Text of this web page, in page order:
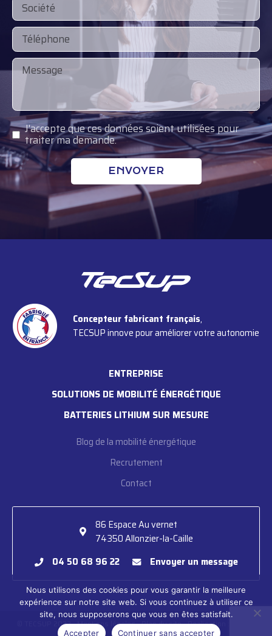
J'accepte que ces données soient utilisées pour
traiter ma demande.
Concepteur fabricant français,
TECSUP innove pour améliorer votre autonomie
ENTREPRISE
SOLUTIONS DE MOBILITÉ ÉNERGÉTIQUE
BATTERIES LITHIUM SUR MESURE
Blog de la mobilité énergétique
Recrutement
Contact
86 Espace Au vernet
74350 Allonzier-la-Caille
04 50 68 96 22
Envoyer un message
© TECSUP 2022-Mentions légales-Plan du site- Realisation :
Nous utilisons des cookies pour vous garantir la meilleure
expérience sur notre site web. Si vous continuez à utiliser ce
site, nous supposerons que vous en êtes satisfait.
Accepter
Continuer sans accepter